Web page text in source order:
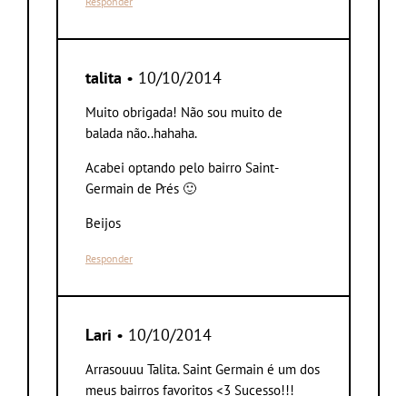
talita • 10/10/2014
Muito obrigada! Não sou muito de
balada não..hahaha.
Acabei optando pelo bairro Saint-
Germain de Prés 🙂
Beijos
Responder
Lari • 10/10/2014
Arrasouuu Talita. Saint Germain é um dos
meus bairros favoritos <3 Sucesso!!!